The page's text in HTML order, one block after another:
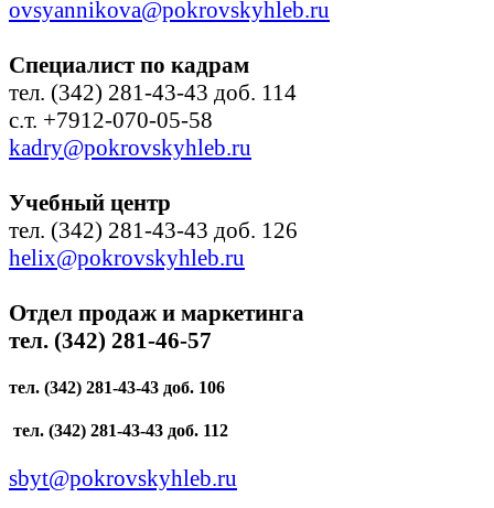
ovsyannikova@pokrovskyhleb.ru
Специалист по кадрам
тел. (342) 281-43-43 доб. 114
с.т. +7912-070-05-58
kadry@pokrovskyhleb.ru
Учебный центр
тел. (342) 281-43-43 доб. 126
helix@pokrovskyhleb.ru
Отдел продаж и маркетинга
тел. (342) 281-46-57
тел. (342) 281-43-43 доб. 106
тел. (342) 281-43-43 доб. 112
sbyt@pokrovskyhleb.ru